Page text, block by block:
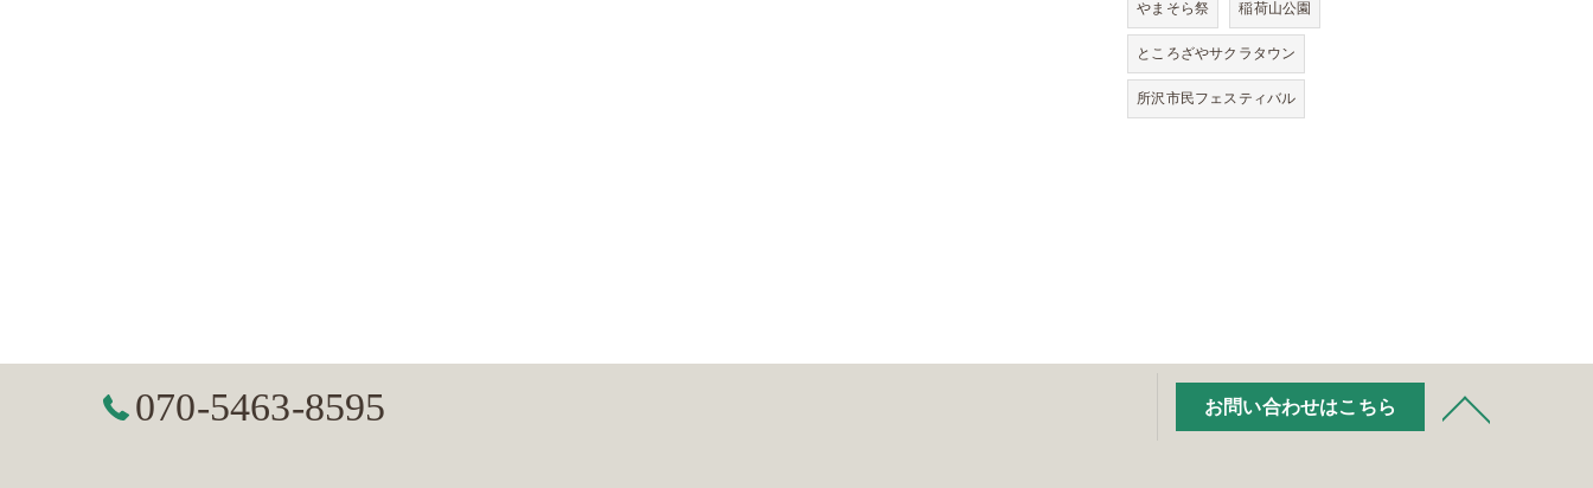
やまそら祭 稲荷山公園
ところざやサクラタウン
所沢市民フェスティバル
070-5463-8595 お問い合わせはこちら